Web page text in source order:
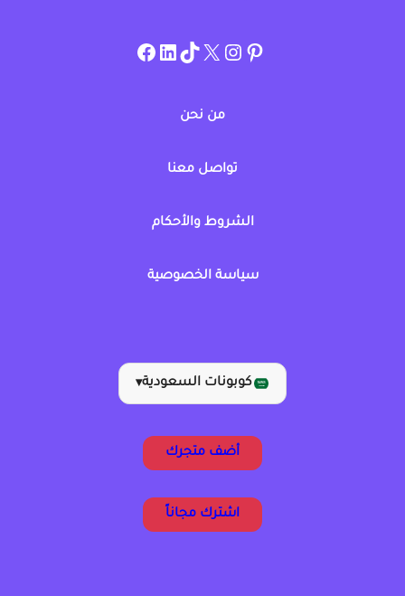
pinterest
allcouponat
twitter
TikTok
linkedin
facebook
من نحن
تواصل معنا
الشروط والأحكام
سياسة الخصوصية
كوبونات السعودية▾
أضف متجرك
اشترك مجاناً